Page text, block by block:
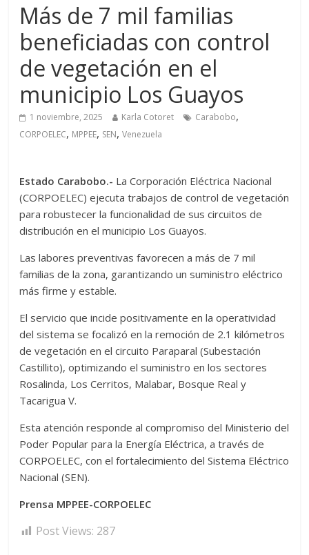
Más de 7 mil familias
beneficiadas con control
de vegetación en el
municipio Los Guayos
1 noviembre, 2025 Karla Cotoret Carabobo,
CORPOELEC, MPPEE, SEN,Venezuela
Estado Carabobo.- La Corporación Eléctrica Nacional
(CORPOELEC) ejecuta trabajos de control de vegetación
para robustecer la funcionalidad de sus circuitos de
distribución en el municipio Los Guayos.
Las labores preventivas favorecen a más de 7 mil
familias de la zona, garantizando un suministro eléctrico
más firme y estable.
El servicio que incide positivamente en la operatividad
del sistema se focalizó en la remoción de 2.1 kilómetros
de vegetación en el circuito Paraparal (Subestación
Castillito), optimizando el suministro en los sectores
Rosalinda, Los Cerritos, Malabar, Bosque Real y
Tacarigua V.
Esta atención responde al compromiso del Ministerio del
Poder Popular para la Energía Eléctrica, a través de
CORPOELEC, con el fortalecimiento del Sistema Eléctrico
Nacional (SEN).
Prensa MPPEE-CORPOELEC
Post Views: 287